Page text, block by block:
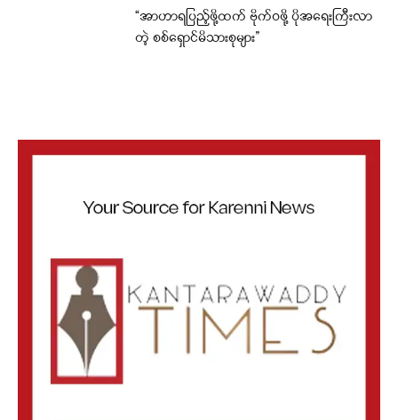
“အာဟာရပြည့်ဖို့ထက် ဗိုက်ဝဖို့ ပိုအရေးကြီးလာ
တဲ့ စစ်ရှောင်မိသားစုများ”